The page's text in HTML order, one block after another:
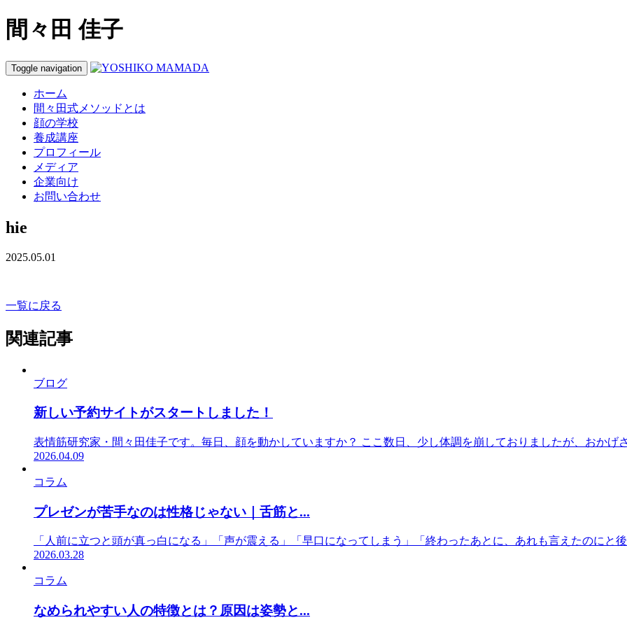
間々田 佳子
Toggle navigation
ホーム
間々田式メソッドとは
顔の学校
養成講座
プロフィール
メディア
企業向け
お問い合わせ
hie
2025.05.01
一覧に戻る
関連記事
ブログ
新しい予約サイトがスタートしました！
表情筋研究家・間々田佳子です。毎日、顔を動かしていますか？ ここ数日、少し体調を崩しておりましたが、おかげ
2026.04.09
コラム
プレゼンが苦手なのは性格じゃない｜舌筋と...
「人前に立つと頭が真っ白になる」「声が震える」「早口になってしまう」「終わったあとに、あれも言えたのに
2026.03.28
コラム
なめられやすい人の特徴とは？原因は姿勢と...